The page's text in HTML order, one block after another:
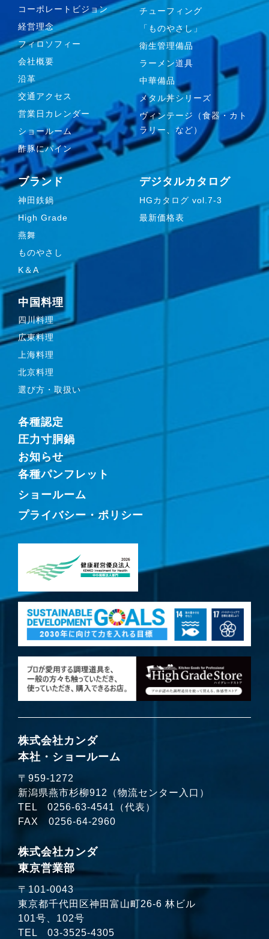
コーポレートビジョン
経営理念
フィロソフィー
会社概要
沿革
交通アクセス
営業日カレンダー
ショールーム
酢豚にパイン
チューフィング
「ものやさし」
衛生管理備品
ラーメン道具
中華備品
メタル丼シリーズ
ヴィンテージ（食器・カト
ラリー、など）
ブランド
神田鉄鍋
High Grade
燕舞
ものやさし
K＆A
デジタルカタログ
HGカタログ vol.7-3
最新価格表
中国料理
四川料理
広東料理
上海料理
北京料理
選び方・取扱い
各種認定
圧力寸胴鍋
お知らせ
各種パンフレット
ショールーム
プライバシー・ポリシー
株式会社カンダ
本社・ショールーム
〒959-1272
新潟県燕市杉柳912（物流センター入口）
TEL 0256-63-4541
（代表）
FAX 0256-64-2960
株式会社カンダ
東京営業部
〒101-0043
東京都千代田区神田富山町26-6 林ビル
101号、102号
TEL 03-3525-4305